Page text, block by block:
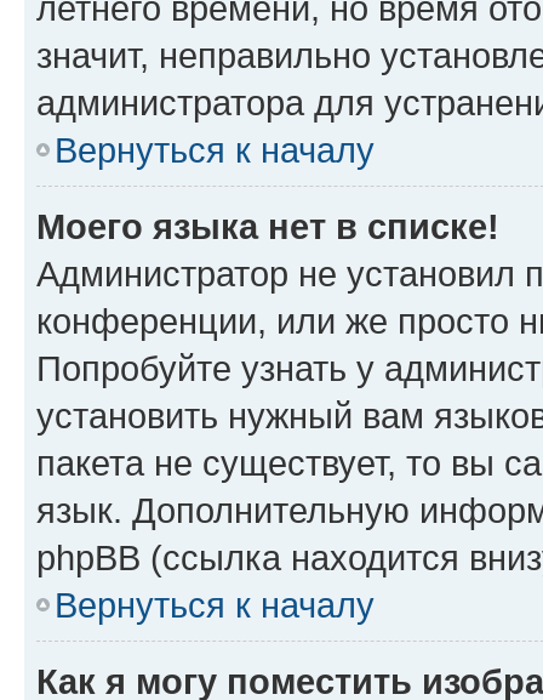
значит, неправильно
администратора для
Вернуться к началу
Моего языка нет в списке!
Администратор не установил
конференции, или же просто
Попробуйте узнать у
установить нужный вам
пакета не существует, то вы
язык. Дополнительную
phpBB (ссылка находится
Вернуться к началу
Как я могу поместить